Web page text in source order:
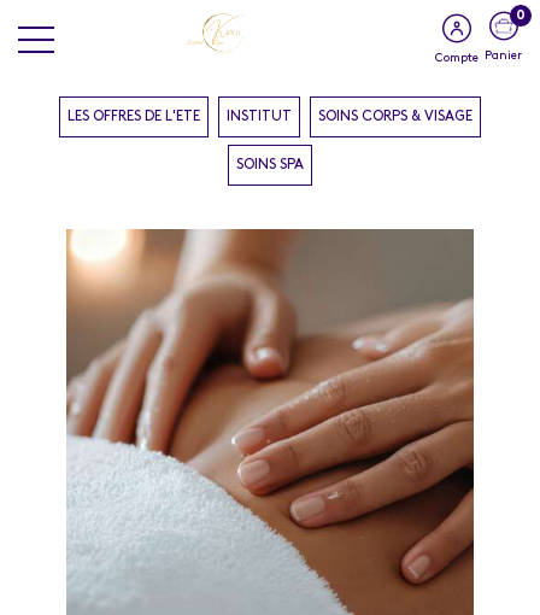
Compte
0
Panier
LES OFFRES DE L'ETE INSTITUT SOINS CORPS & VISAGE
SOINS SPA